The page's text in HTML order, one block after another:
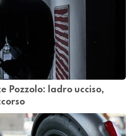
Pozzolo: ladro ucciso,